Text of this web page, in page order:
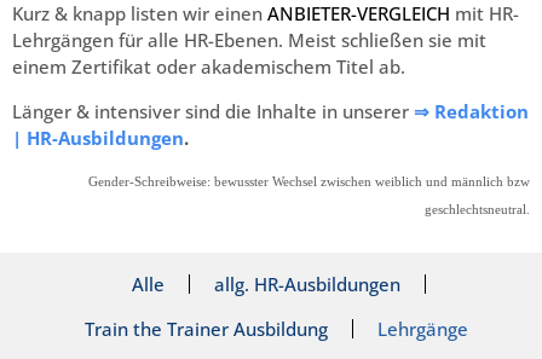
Kurz & knapp listen wir einen ANBIETER-VERGLEICH mit HR-
Lehrgängen für alle HR-Ebenen. Meist schließen sie mit
einem Zertifikat oder akademischem Titel ab.
Länger & intensiver sind die Inhalte in unserer ⇒ Redaktion
| HR-Ausbildungen.
Gender-Schreibweise: bewusster Wechsel zwischen weiblich und männlich bzw
geschlechtsneutral.
Alle
allg. HR-Ausbildungen
Train the Trainer Ausbildung
Lehrgänge